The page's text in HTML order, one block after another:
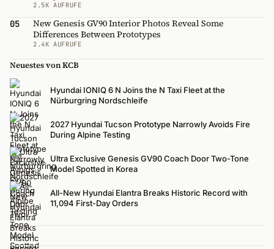
2.5K AUFRUFE
05
New Genesis GV90 Interior Photos Reveal Some
Differences Between Prototypes
2.4K AUFRUFE
Neuestes von KCB
Hyundai IONIQ 6 N Joins the N Taxi Fleet at the
Nürburgring Nordschleife
2027 Hyundai Tucson Prototype Narrowly Avoids Fire
During Alpine Testing
Ultra Exclusive Genesis GV90 Coach Door Two-Tone
Model Spotted in Korea
All-New Hyundai Elantra Breaks Historic Record with
11,094 First-Day Orders